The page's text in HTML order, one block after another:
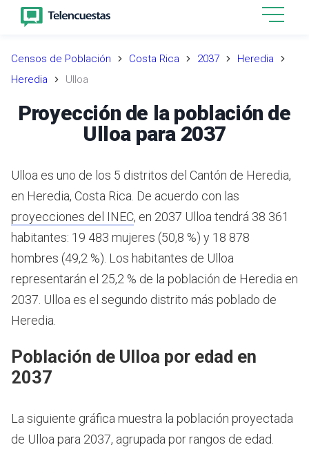
Censos de Población Costa Rica 2037
Heredia
Heredia
Ulloa
Proyección de la población de
Ulloa para 2037
Ulloa es uno de los 5 distritos del Cantón de Heredia,
en Heredia, Costa Rica. De acuerdo con las
proyecciones del INEC, en 2037 Ulloa tendrá 38 361
habitantes: 19 483 mujeres (50,8 %) y 18 878
hombres (49,2 %). Los habitantes de Ulloa
representarán el 25,2 % de la población de Heredia en
2037. Ulloa es el segundo distrito más poblado de
Heredia.
Población de Ulloa por edad en
2037
La siguiente gráfica muestra la población proyectada
de Ulloa para 2037, agrupada por rangos de edad.